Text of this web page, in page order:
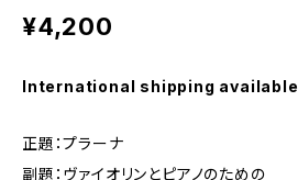
¥4,200
International shipping available
正題：プラーナ
副題：ヴァイオリンとピアノのための